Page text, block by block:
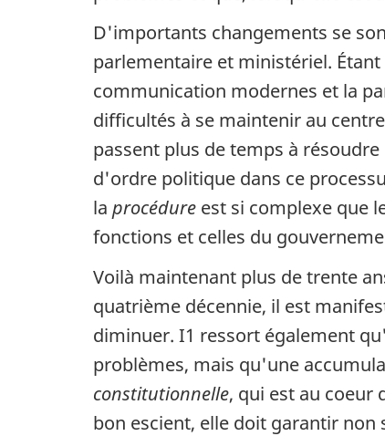
D'importants changements se
parlementaire et ministériel.
communication modernes et la
difficultés à se maintenir au
passent plus de temps à
d'ordre politique dans ce
la procédure est si complexe que
fonctions et celles du
Voilà maintenant plus de trente
quatrième décennie, il est
diminuer. I1 ressort également
problèmes, mais qu'une
constitutionnelle, qui est au coeur
bon escient, elle doit garantir